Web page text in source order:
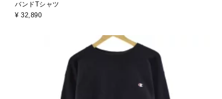
バンドTシャツ
¥ 32,890